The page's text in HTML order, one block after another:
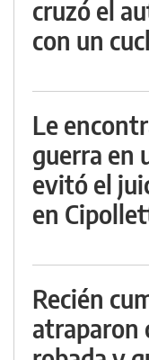
cruzó el
con un
Le
guerra en
evitó el
en
Recién
atraparon